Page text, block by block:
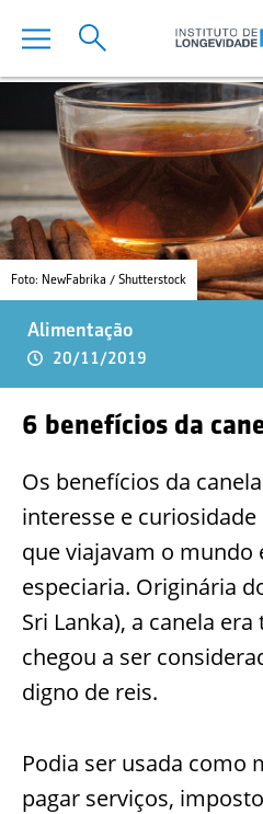
Foto: NewFabrika / Shutterstock
Alimentação
20/11/2019
6 benefícios da
Os benefícios da
interesse e
que viajavam o mundo
especiaria. Originária
Sri Lanka), a canela
chegou a ser
digno de reis.
Podia ser usada como
pagar serviços,